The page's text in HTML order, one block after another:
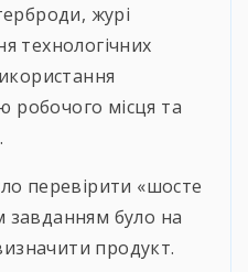
журі
технологічних
робочого місця та
перевірити «шосте
завданням було на
продукт.